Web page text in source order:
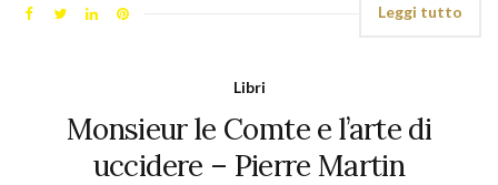
Leggi tutto
Libri
Monsieur le Comte e l’arte di
uccidere – Pierre Martin